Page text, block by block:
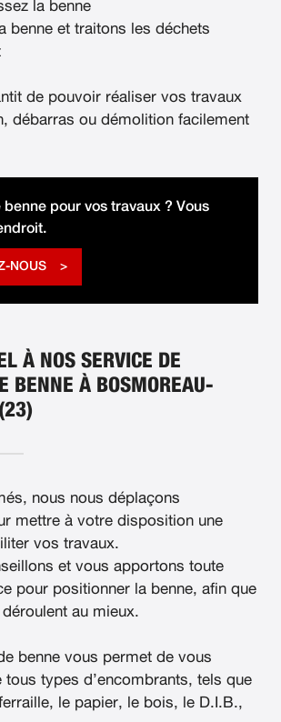
la benne
benne et traitons les déchets
de pouvoir réaliser vos travaux
débarras ou démolition facilement
benne pour vos travaux ? Vous
NOUS
À NOS SERVICE DE
BENNE À BOSMOREAU-
nous nous déplaçons
mettre à votre disposition une
vos travaux.
et vous apportons toute
pour positionner la benne, afin que
au mieux.
benne vous permet de vous
tous types d’encombrants, tels que
le papier, le bois, le D.I.B.,